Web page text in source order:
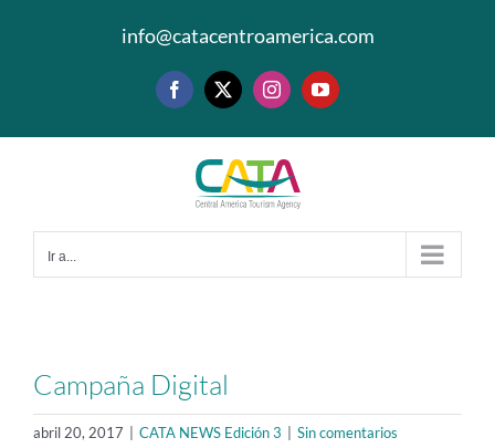
info@catacentroamerica.com
Facebook
X InstagramYouTube
Ir a...
Campaña Digital
abril 20, 2017 | CATA NEWS Edición 3 | Sin comentarios